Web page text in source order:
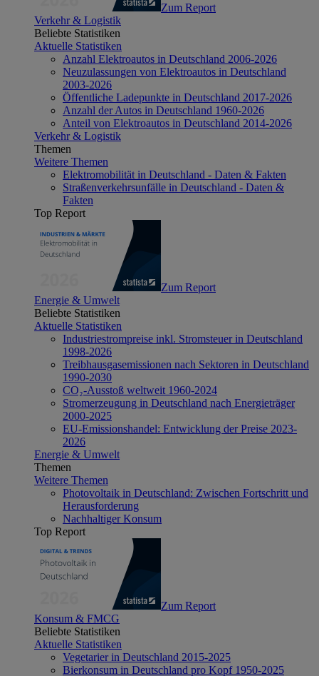
Zum Report
Verkehr & Logistik
Beliebte Statistiken
Aktuelle Statistiken
Anzahl Elektroautos in Deutschland 2006-2026
Neuzulassungen von Elektroautos in Deutschland
2003-2026
Öffentliche Ladepunkte in Deutschland 2017-2026
Anzahl der Autos in Deutschland 1960-2026
Anteil von Elektroautos in Deutschland 2014-2026
Verkehr & Logistik
Themen
Weitere Themen
Elektromobilität in Deutschland - Daten & Fakten
Straßenverkehrsunfälle in Deutschland - Daten &
Fakten
Top Report
Zum Report
Energie & Umwelt
Beliebte Statistiken
Aktuelle Statistiken
Industriestrompreise inkl. Stromsteuer in Deutschland
1998-2026
Treibhausgasemissionen nach Sektoren in Deutschland
1990-2030
CO₂-Ausstoß weltweit 1960-2024
Stromerzeugung in Deutschland nach Energieträger
2000-2025
EU-Emissionshandel: Entwicklung der Preise 2023-
2026
Energie & Umwelt
Themen
Weitere Themen
Photovoltaik in Deutschland: Zwischen Fortschritt und
Herausforderung
Nachhaltiger Konsum
Top Report
Zum Report
Konsum & FMCG
Beliebte Statistiken
Aktuelle Statistiken
Vegetarier in Deutschland 2015-2025
Bierkonsum in Deutschland pro Kopf 1950-2025